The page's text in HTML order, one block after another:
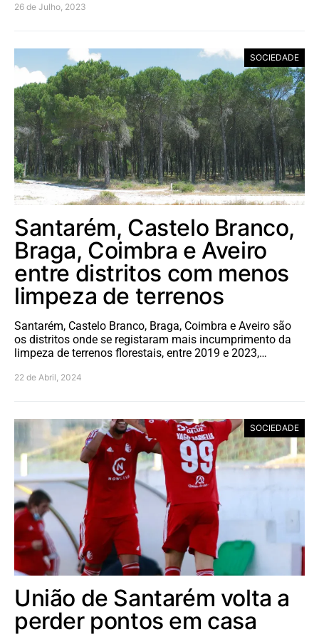
26 de Julho, 2023
SOCIEDADE
Santarém, Castelo Branco,
Braga, Coimbra e Aveiro
entre distritos com menos
limpeza de terrenos
Santarém, Castelo Branco, Braga, Coimbra e Aveiro são
os distritos onde se registaram mais incumprimento da
limpeza de terrenos florestais, entre 2019 e 2023,…
22 de Abril, 2024
SOCIEDADE
União de Santarém volta a
perder pontos em casa